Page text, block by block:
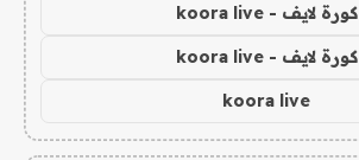
كورة لايف - koora live
كورة لايف - koora live
koora live